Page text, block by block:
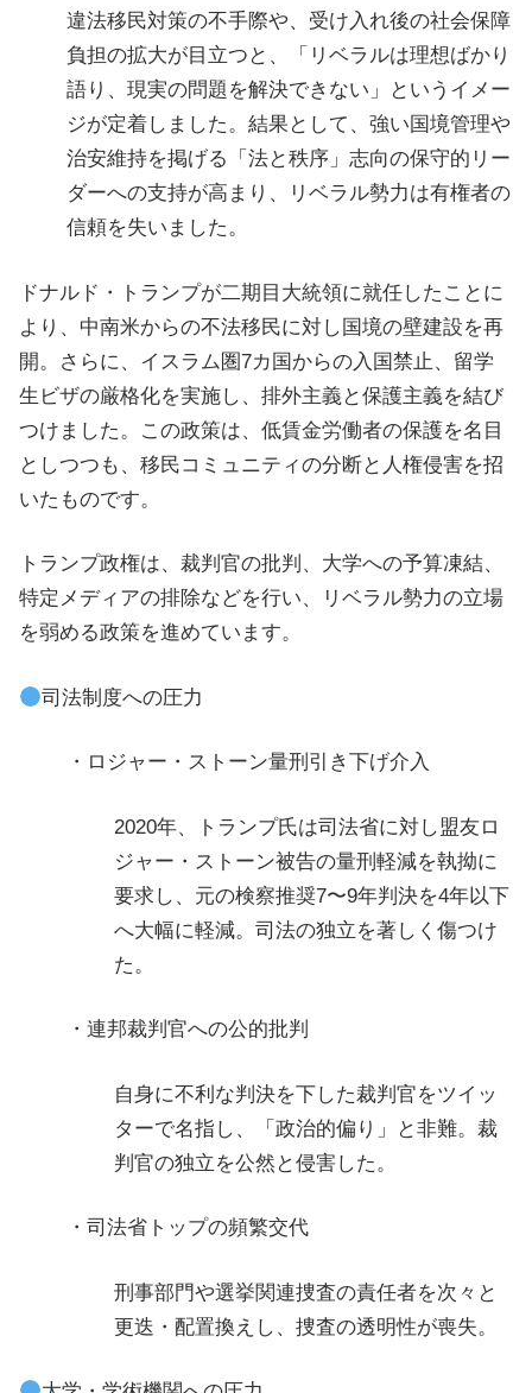
違法移民対策の不手際や、受け入れ後の社会保障
負担の拡大が目立つと、「リベラルは理想ばかり
語り、現実の問題を解決できない」というイメー
ジが定着しました。結果として、強い国境管理や
治安維持を掲げる「法と秩序」志向の保守的リー
ダーへの支持が高まり、リベラル勢力は有権者の
信頼を失いました。
ドナルド・トランプが二期目大統領に就任したことに
より、中南米からの不法移民に対し国境の壁建設を再
開。さらに、イスラム圏7カ国からの入国禁止、留学
生ビザの厳格化を実施し、排外主義と保護主義を結び
つけました。この政策は、低賃金労働者の保護を名目
としつつも、移民コミュニティの分断と人権侵害を招
いたものです。
トランプ政権は、裁判官の批判、大学への予算凍結、
特定メディアの排除などを行い、リベラル勢力の立場
を弱める政策を進めています。
司法制度への圧力
・ロジャー・ストーン量刑引き下げ介入
2020年、トランプ氏は司法省に対し盟友ロ
ジャー・ストーン被告の量刑軽減を執拗に
要求し、元の検察推奨7〜9年判決を4年以下
へ大幅に軽減。司法の独立を著しく傷つけ
た。
・連邦裁判官への公的批判
自身に不利な判決を下した裁判官をツイッ
ターで名指し、「政治的偏り」と非難。裁
判官の独立を公然と侵害した。
・司法省トップの頻繁交代
刑事部門や選挙関連捜査の責任者を次々と
更迭・配置換えし、捜査の透明性が喪失。